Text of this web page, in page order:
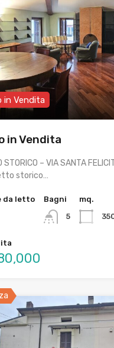
Vendita
in Vendita
STORICO – VIA SANTA
storico…
da letto
Bagni
5
mq.